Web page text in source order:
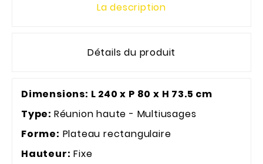
La description
Détails du produit
Dimensions: L 240 x P 80 x H 73.5 cm
Type: Réunion haute - Multiusages
Forme: Plateau rectangulaire
Hauteur: Fixe